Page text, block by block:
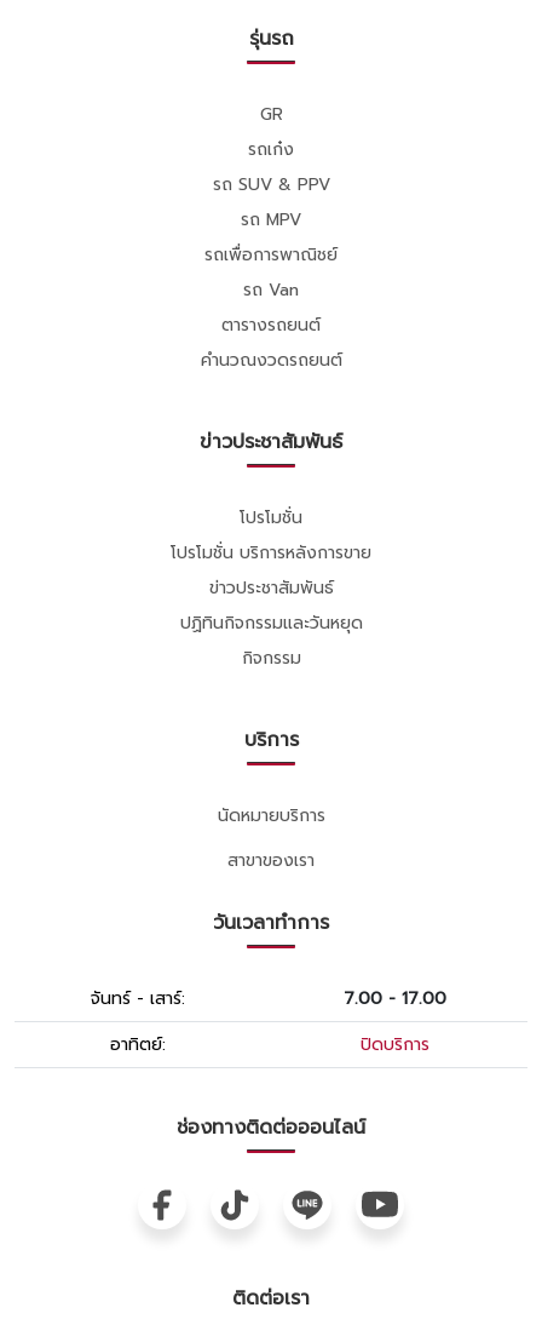
รุ่นรถ
GR
รถเก๋ง
รถ SUV & PPV
รถ MPV
รถเพื่อการพาณิชย์
รถ Van
ตารางรถยนต์
คำนวณงวดรถยนต์
ข่าวประชาสัมพันธ์
โปรโมชั่น
โปรโมชั่น บริการหลังการขาย
ข่าวประชาสัมพันธ์
ปฏิทินกิจกรรมและวันหยุด
กิจกรรม
บริการ
นัดหมายบริการ
สาขาของเรา
วันเวลาทำการ
จันทร์ - เสาร์:
7.00 - 17.00
อาทิตย์:
ปิดบริการ
ช่องทางติดต่อออนไลน์
ติดต่อเรา